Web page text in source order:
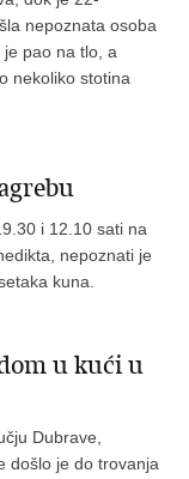
nepoznata osoba
pao na tlo, a
nekoliko stotina
i 12.10 sati na
nepoznati je
kuna.
u kući u
Dubrave,
došlo je do trovanja